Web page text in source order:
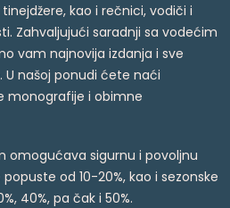
kao i rečnici, vodiči i
Zahvaljujući saradnji sa vodećim
vam najnovija izdanja i sve
U našoj ponudi ćete naći
monografije i obimne
omogućava sigurnu i povoljnu
od 10-20%, kao i sezonske
40%, pa čak i 50%.